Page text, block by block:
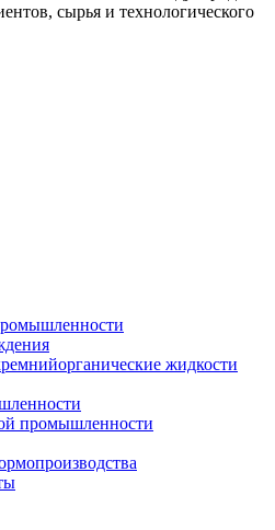
сырья и технологического
жидкости
промышленности